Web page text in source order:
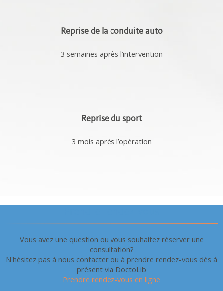
Reprise de la conduite auto
3 semaines après l’intervention
Reprise du sport
3 mois après l’opération
Vous avez une question ou vous souhaitez réserver une
consultation?
N'hésitez pas à nous contacter ou à prendre rendez-vous dés à
présent via DoctoLib
Prendre rendez-vous en ligne